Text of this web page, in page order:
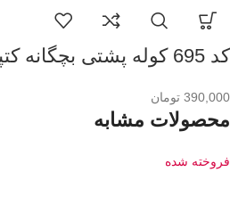
کد 695 کوله پشتی بچگانه کتپیلار
390,000 تومان
محصولات مشابه
فروخته شده